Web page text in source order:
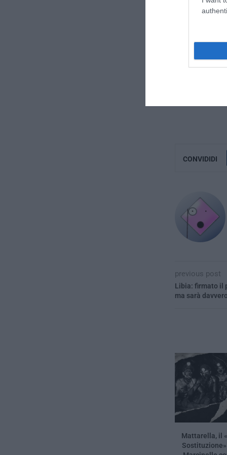
CONVIDIDI
previous post
Libia: firmato il
ma sarà
Mattarella, il